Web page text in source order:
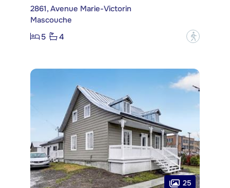
2861, Avenue Marie-Victorin
Mascouche
5
4 ?
25